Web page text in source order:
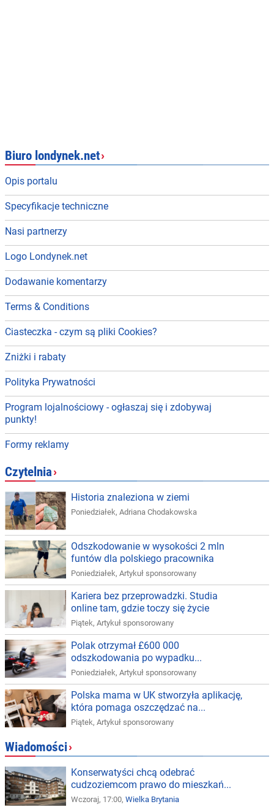
Biuro londynek.net›
Opis portalu
Specyfikacje techniczne
Nasi partnerzy
Logo Londynek.net
Dodawanie komentarzy
Terms & Conditions
Ciasteczka - czym są pliki Cookies?
Zniżki i rabaty
Polityka Prywatności
Program lojalnościowy - ogłaszaj się i zdobywaj
punkty!
Formy reklamy
Czytelnia›
Historia znaleziona w ziemi
Poniedziałek, Adriana Chodakowska
Odszkodowanie w wysokości 2 mln
funtów dla polskiego pracownika
Poniedziałek, Artykuł sponsorowany
Kariera bez przeprowadzki. Studia
online tam, gdzie toczy się życie
Piątek, Artykuł sponsorowany
Polak otrzymał £600 000
odszkodowania po wypadku...
Poniedziałek, Artykuł sponsorowany
Polska mama w UK stworzyła aplikację,
która pomaga oszczędzać na...
Piątek, Artykuł sponsorowany
Wiadomości›
Konserwatyści chcą odebrać
cudzoziemcom prawo do mieszkań...
Wczoraj, 17:00, Wielka Brytania